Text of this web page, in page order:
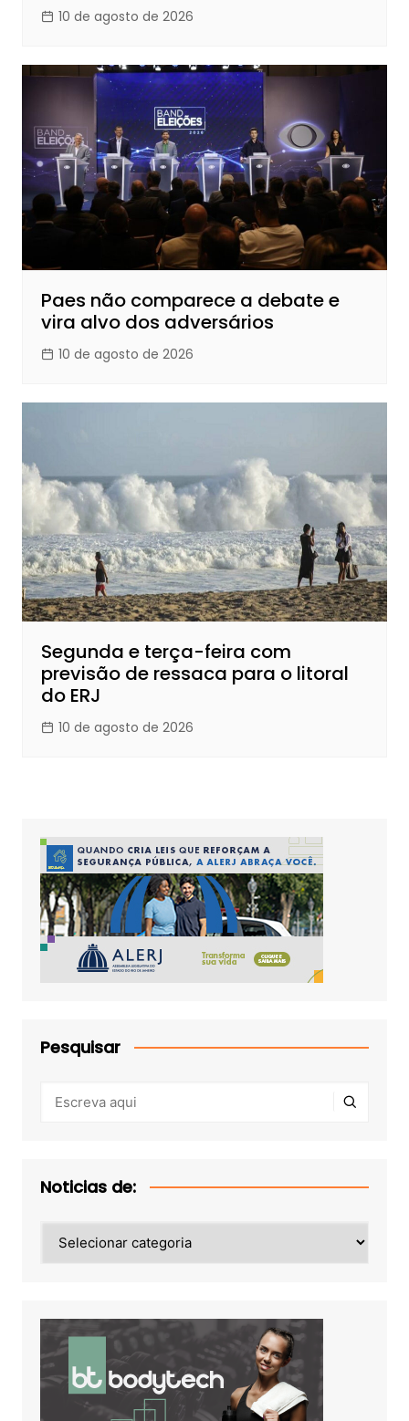
10 de agosto de 2026
Paes não comparece a debate e
vira alvo dos adversários
10 de agosto de 2026
Segunda e terça-feira com
previsão de ressaca para o litoral
do ERJ
10 de agosto de 2026
Pesquisar
Noticias de:
de: